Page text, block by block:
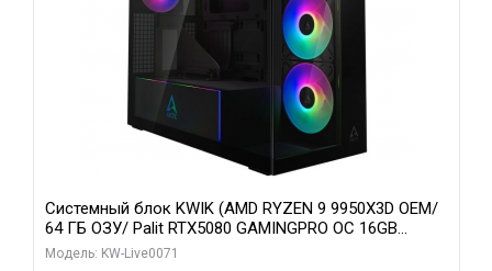
Системный блок KWIK (AMD RYZEN 9 9950X3D OEM/
64 ГБ ОЗУ/ Palit RTX5080 GAMINGPRO OC 16GB
GDDR7 256bit 3xDP HD/ 960 ГБ SSD)
Модель: KW-Live0071